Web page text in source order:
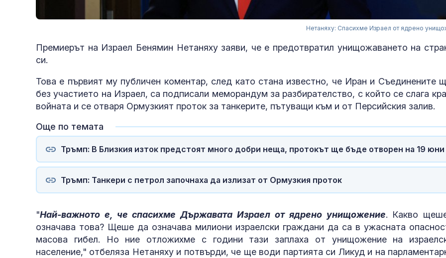
Нетаняху: Спасихме Израел от ядрено
Премиерът на Израел Бенямин Нетаняху заяви, че е предотвратил унищожаването на
си.
Това е първият му публичен коментар, след като стана известно, че Иран и Съединените
без участието на Израел, са подписали меморандум за разбирателство, с който се слага
войната и се отваря Ормузкият проток за танкерите, пътуващи към и от Персийския залив.
Още по темата
Тръмп: В Близкия изток предстоят много добри неща, протокът ще бъде отворен на 19 юни
Тръмп: Танкери с петрол започнаха да излизат от Ормузкия проток
"Най-важното е, че спасихме Държавата Израел от ядрено унищожение. Какво
означава това? Щеше да означава милиони израелски граждани да са в ужасната
масова гибел. Но ние отложихме с години тази заплаха от унищожение на
население," отбеляза Нетаняху и потвърди, че ще води партията си Ликуд и на
шефката на
Руска атака
13 убити и
ранени